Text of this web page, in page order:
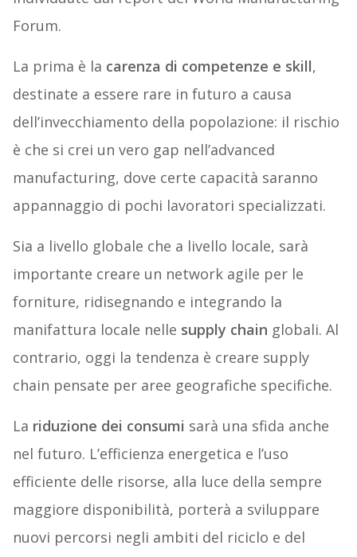
Forum.
La prima è la carenza di competenze e skill,
destinate a essere rare in futuro a causa
dell’invecchiamento della popolazione: il rischio
è che si crei un vero gap nell’advanced
manufacturing, dove certe capacità saranno
appannaggio di pochi lavoratori specializzati.
Sia a livello globale che a livello locale, sarà
importante creare un network agile per le
forniture, ridisegnando e integrando la
manifattura locale nelle supply chain globali. Al
contrario, oggi la tendenza è creare supply
chain pensate per aree geografiche specifiche.
La riduzione dei consumi sarà una sfida anche
nel futuro. L’efficienza energetica e l’uso
efficiente delle risorse, alla luce della sempre
maggiore disponibilità, porterà a sviluppare
nuovi percorsi negli ambiti del riciclo e del